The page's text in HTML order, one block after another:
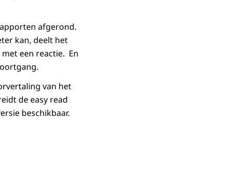
afgerond.
kan, deelt het
een reactie. En
van het
de easy read
beschikbaar.